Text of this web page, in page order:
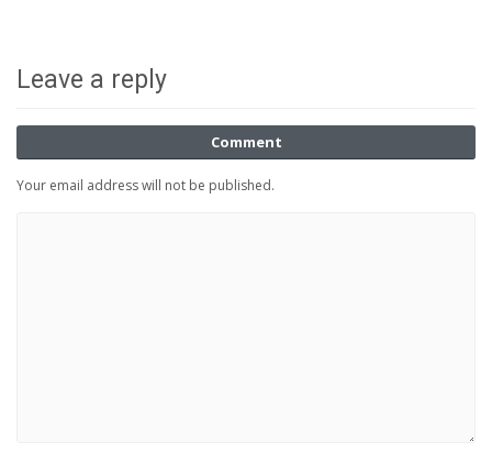
Leave a reply
Comment
Your email address will not be published.